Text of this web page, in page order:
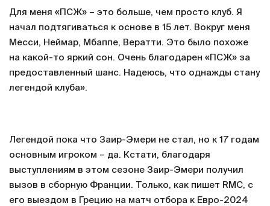
Для меня «ПСЖ» – это больше, чем просто клуб. Я
начал подтягиваться к основе в 15 лет. Вокруг меня
Месси, Неймар, Мбаппе, Вератти. Это было похоже
на какой-то яркий сон. Очень благодарен «ПСЖ» за
предоставленный шанс. Надеюсь, что однажды стану
легендой клуба».
Легендой пока что Заир-Эмери не стал, но к 17 годам
основным игроком – да. Кстати, благодаря
выступлениям в этом сезоне Заир-Эмери получил
вызов в сборную Франции. Только, как пишет RMC, с
его выездом в Грецию на матч отбора к Евро-2024